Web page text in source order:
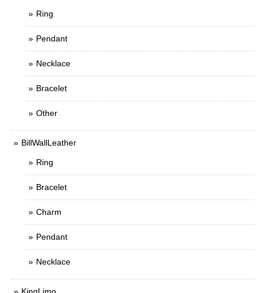
Ring
Pendant
Necklace
Bracelet
Other
BillWallLeather
Ring
Bracelet
Charm
Pendant
Necklace